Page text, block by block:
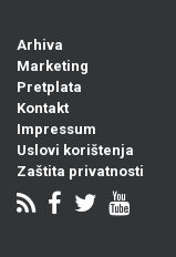
Arhiva
Marketing
Pretplata
Kontakt
Impressum
Uslovi korištenja
Zaštita privatnosti